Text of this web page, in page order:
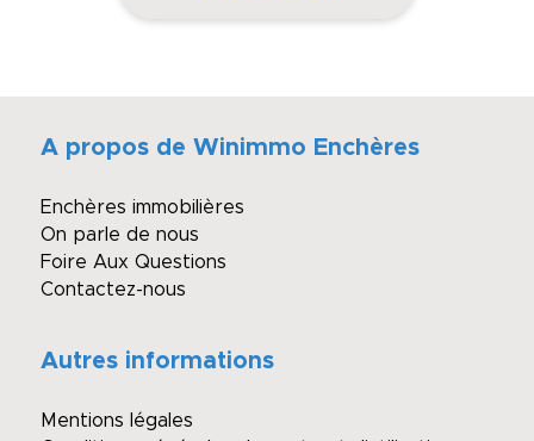
A propos de Winimmo Enchères
Enchères immobilières
On parle de nous
Foire Aux Questions
Contactez-nous
Autres informations
Mentions légales